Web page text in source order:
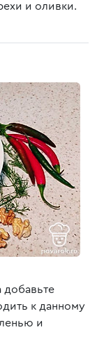
и оливки.
добавьте
к данному
и